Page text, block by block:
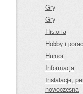
Gry
Gry
Historia
Hobby i
Humor
Informacja
Instalacje,
nowoczesna